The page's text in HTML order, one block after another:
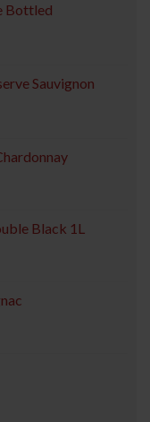
Bottled
Sauvignon
Black 1L